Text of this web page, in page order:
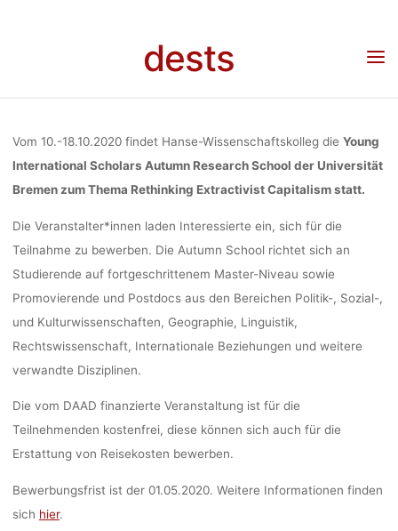
dests
SCHOLARS
AUTUMN
RESEARCH
SCHOOL,
10.-
BREMEN
Call for Applications: Young International Scholars Autumn
Vom 10.-18.10.2020 findet Hanse-Wissenschaftskolleg die Young
International Scholars Autumn Research School der Universität
Bremen zum Thema Rethinking Extractivist Capitalism statt.
Die Veranstalter*innen laden Interessierte ein, sich für die
Teilnahme zu bewerben. Die Autumn School richtet sich an
Studierende auf fortgeschrittenem Master-Niveau sowie
Promovierende und Postdocs aus den Bereichen Politik-, Sozial-,
und Kulturwissenschaften, Geographie, Linguistik,
Rechtswissenschaft, Internationale Beziehungen und weitere
verwandte Disziplinen.
Die vom DAAD finanzierte Veranstaltung ist für die
Teilnehmenden kostenfrei, diese können sich auch für die
Erstattung von Reisekosten bewerben.
Bewerbungsfrist ist der 01.05.2020. Weitere Informationen finden
sich hier.